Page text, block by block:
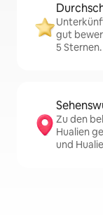
gut
5 Sternen.
Zu den
Hualien
und